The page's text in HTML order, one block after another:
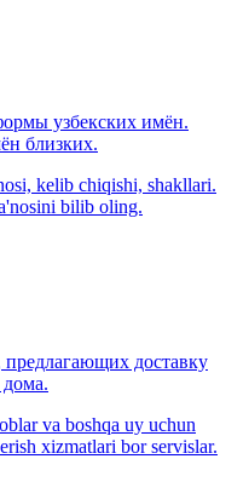
узбекских имён.
близких.
kelib chiqishi, shakllari.
bilib oling.
доставку
дома.
va boshqa uy uchun
xizmatlari bor servislar.